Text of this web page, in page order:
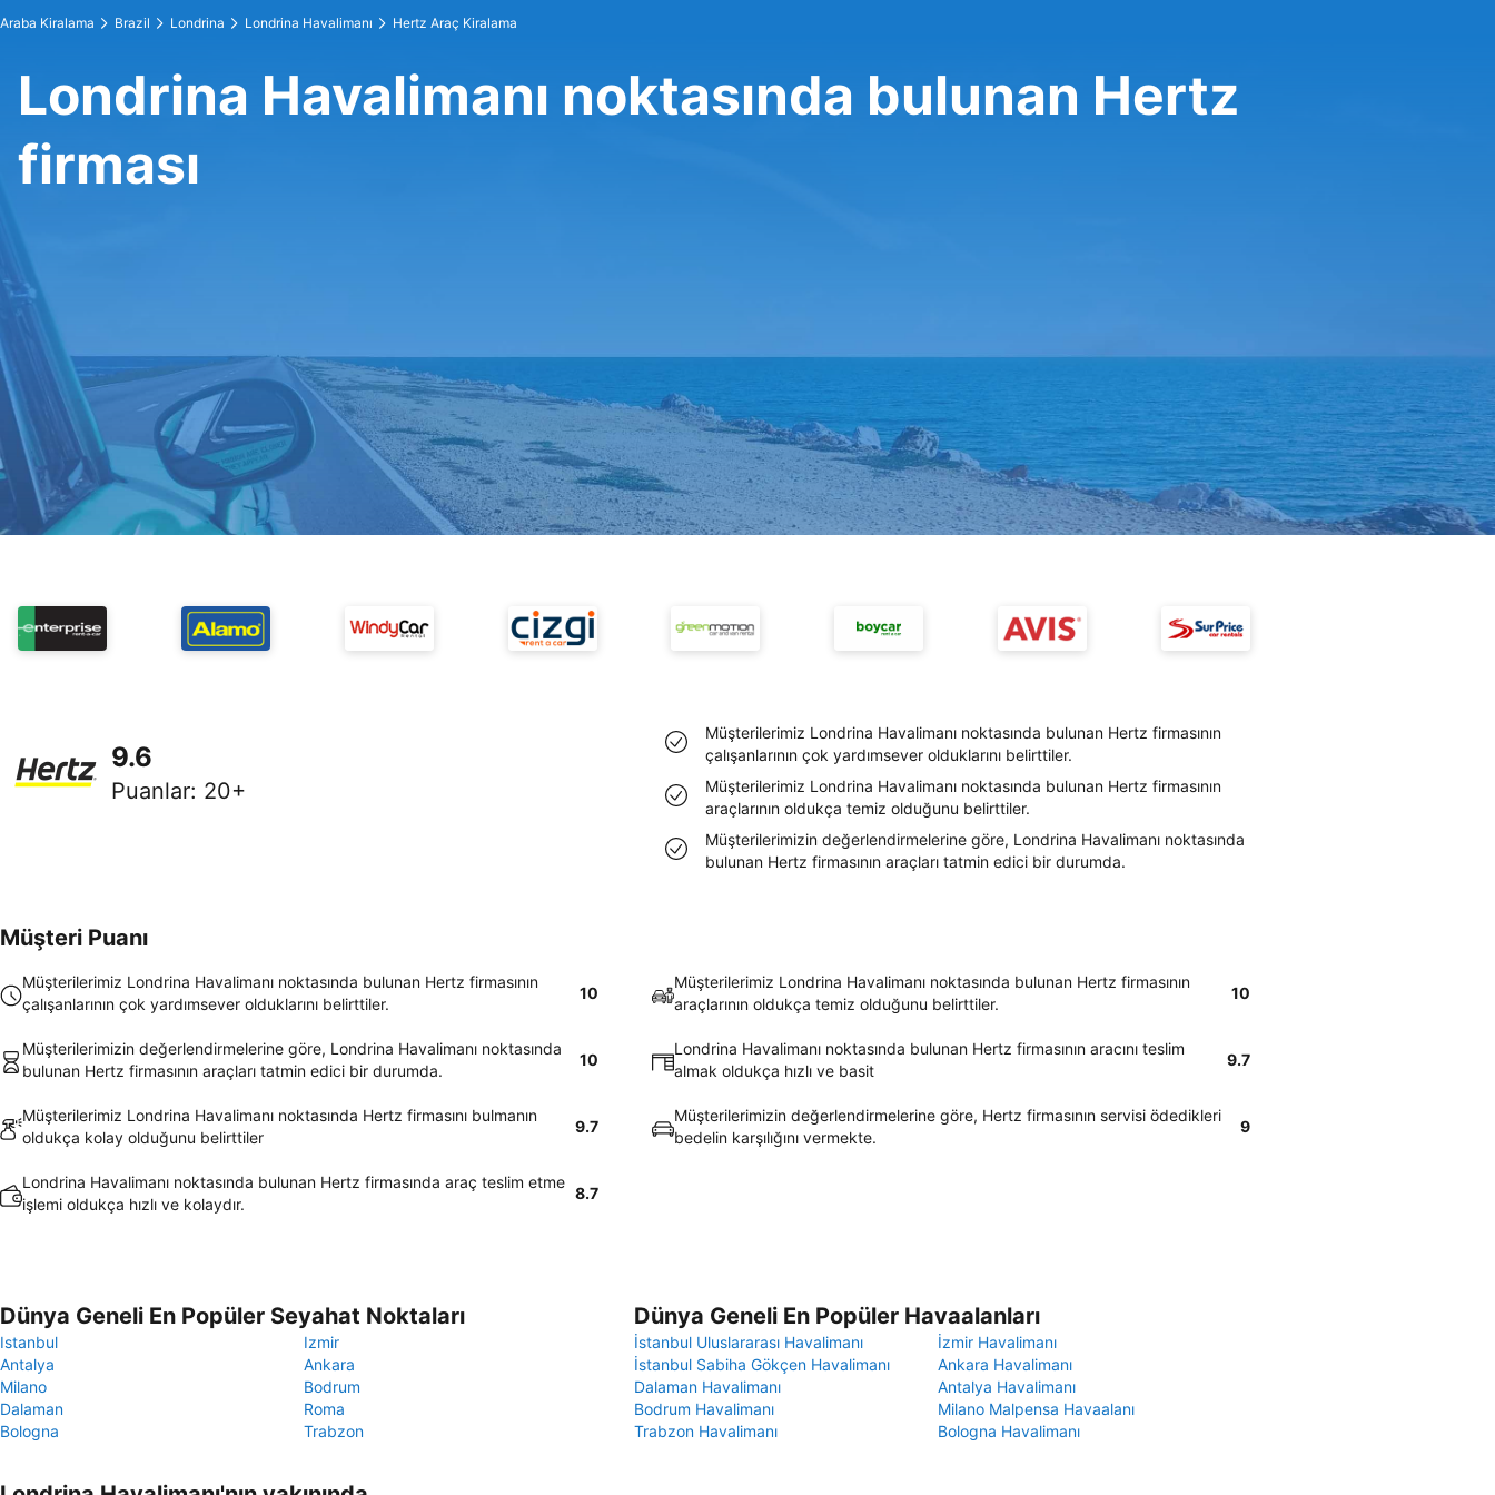
Araba Kiralama Brazil Londrina Londrina Havalimanı Hertz Araç Kiralama
Londrina Havalimanı noktasında bulunan Hertz
firması
9.6
Puanlar: 20+
Müşterilerimiz Londrina Havalimanı noktasında bulunan Hertz firmasının
çalışanlarının çok yardımsever olduklarını belirttiler.
Müşterilerimiz Londrina Havalimanı noktasında bulunan Hertz firmasının
araçlarının oldukça temiz olduğunu belirttiler.
Müşterilerimizin değerlendirmelerine göre, Londrina Havalimanı noktasında
bulunan Hertz firmasının araçları tatmin edici bir durumda.
Müşteri Puanı
Müşterilerimiz Londrina Havalimanı noktasında bulunan Hertz firmasının
çalışanlarının çok yardımsever olduklarını belirttiler.
10
Müşterilerimiz Londrina Havalimanı noktasında bulunan Hertz firmasının
araçlarının oldukça temiz olduğunu belirttiler.
10
Müşterilerimizin değerlendirmelerine göre, Londrina Havalimanı noktasında
bulunan Hertz firmasının araçları tatmin edici bir durumda.
10
Londrina Havalimanı noktasında bulunan Hertz firmasının aracını teslim
almak oldukça hızlı ve basit
9.7
Müşterilerimiz Londrina Havalimanı noktasında Hertz firmasını bulmanın
oldukça kolay olduğunu belirttiler
9.7
Müşterilerimizin değerlendirmelerine göre, Hertz firmasının servisi ödedikleri
bedelin karşılığını vermekte.
9
Londrina Havalimanı noktasında bulunan Hertz firmasında araç teslim etme
işlemi oldukça hızlı ve kolaydır.
8.7
Dünya Geneli En Popüler Seyahat Noktaları
Istanbul
Izmir
Antalya
Ankara
Milano
Bodrum
Dalaman
Roma
Bologna
Trabzon
Dünya Geneli En Popüler Havaalanları
İstanbul Uluslararası Havalimanı
İzmir Havalimanı
İstanbul Sabiha Gökçen Havalimanı
Ankara Havalimanı
Dalaman Havalimanı
Antalya Havalimanı
Bodrum Havalimanı
Milano Malpensa Havaalanı
Trabzon Havalimanı
Bologna Havalimanı